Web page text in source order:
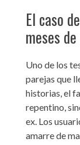
El caso
meses
Uno de los
parejas que
historias, el
repentino,
ex. Los
amarre de